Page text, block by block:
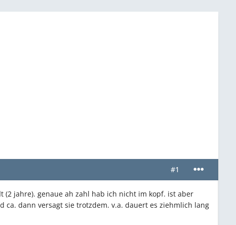
#1
jahre). genaue ah zahl hab ich nicht im kopf. ist aber
dann versagt sie trotzdem. v.a. dauert es ziehmlich lang